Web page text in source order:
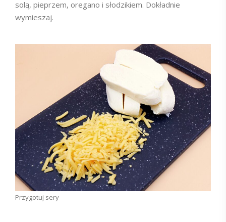
solą, pieprzem, oregano i słodzikiem. Dokładnie
wymieszaj.
Przygotuj sery